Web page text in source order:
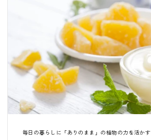
毎日の暮らしに「ありのまま」の植物の力を活かす